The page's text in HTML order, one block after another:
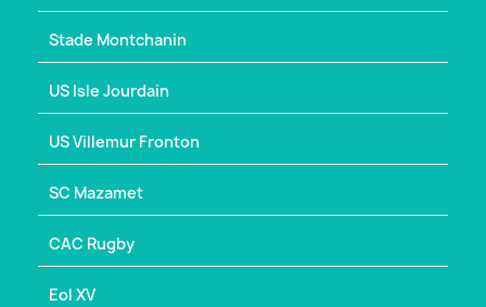
Stade Montchanin
US Isle Jourdain
US Villemur Fronton
SC Mazamet
CAC Rugby
Eol XV